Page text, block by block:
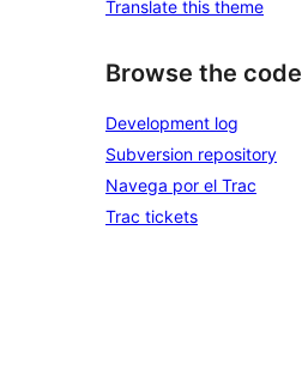
Translate this theme
Browse the code
Development log
Subversion repository
Navega por el Trac
Trac tickets